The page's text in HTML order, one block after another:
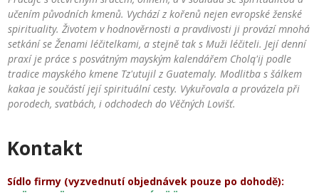
učením původních kmenů. Vychází z kořenů nejen evropské ženské
spirituality. Životem v hodnověrnosti a pravdivosti ji provází mnohá
setkání se Ženami léčitelkami, a stejně tak s Muži léčiteli. Její denní
praxí je práce s posvátným mayským kalendářem Cholq'ij podle
tradice mayského kmene Tz'utujil z Guatemaly. Modlitba s šálkem
kakaa je součástí její spirituální cesty. Vykuřovala a provázela při
porodech, svatbách, i odchodech do Věčných Lovišť.
Kontakt
Sídlo firmy (vyzvednutí objednávek pouze po dohodě):